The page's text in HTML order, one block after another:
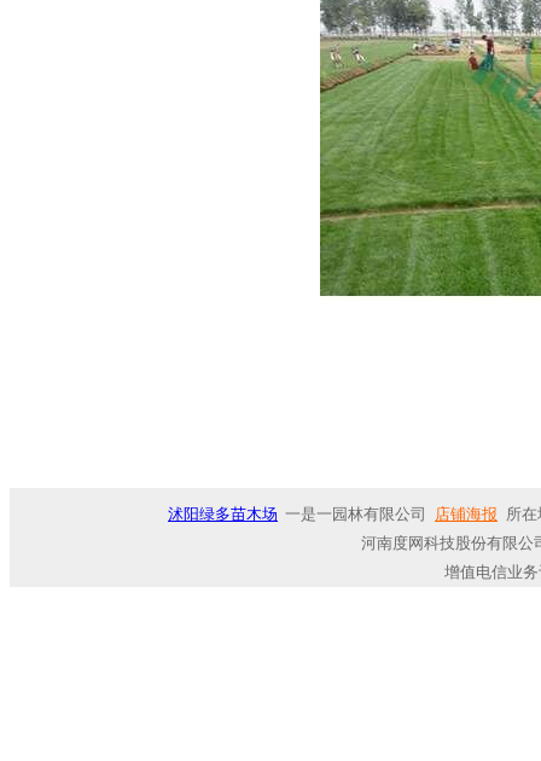
沭阳绿多苗木场 一是一园林有限公司 店铺海报 所
河南度网科技股份有限
增值电信业